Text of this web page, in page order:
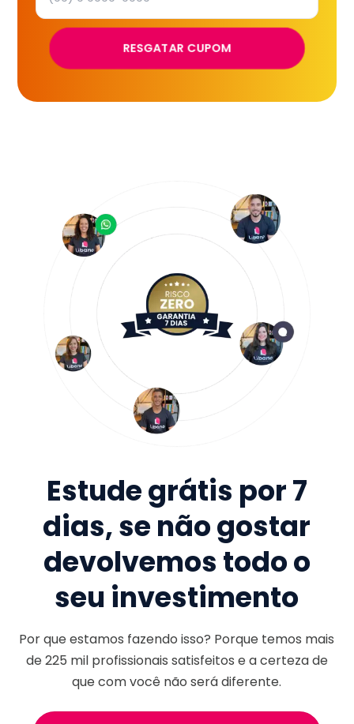
RESGATAR CUPOM
Estude grátis por 7
dias, se não gostar
devolvemos todo o
seu investimento
Por que estamos fazendo isso? Porque temos mais
de225 milprofissionais satisfeitos e a certeza de
que com você não será diferente.